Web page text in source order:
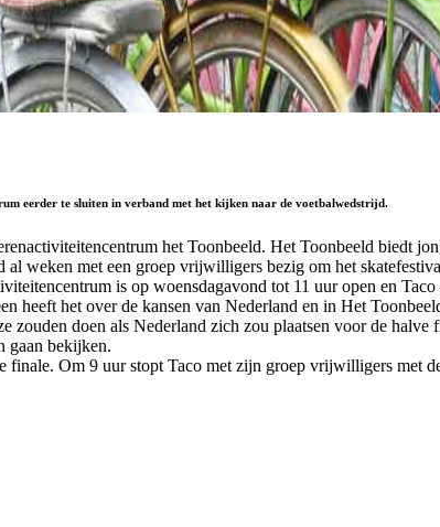
eerder te sluiten in verband met het kijken naar de voetbalwedstrijd.
het Toonbeeld. Het Toonbeeld biedt
weken met een groep vrijwilligers bezig om het
is op woensdagavond tot 11 uur open en
heeft het over de kansen van Nederland en in Het
doen als Nederland zich zou plaatsen voor de
gaan bekijken.
Om 9 uur stopt Taco met zijn groep vrijwilligers met